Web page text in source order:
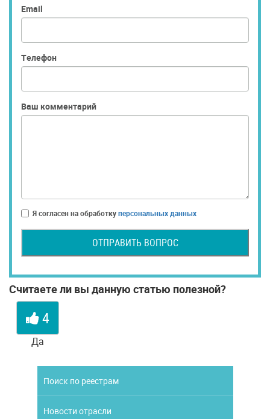
Email
Телефон
Ваш комментарий
Я согласен на обработкуперсональных данных
ОТПРАВИТЬ ВОПРОС
Считаете ли вы данную статью полезной?
4
Да
Поиск по реестрам
Новости отрасли